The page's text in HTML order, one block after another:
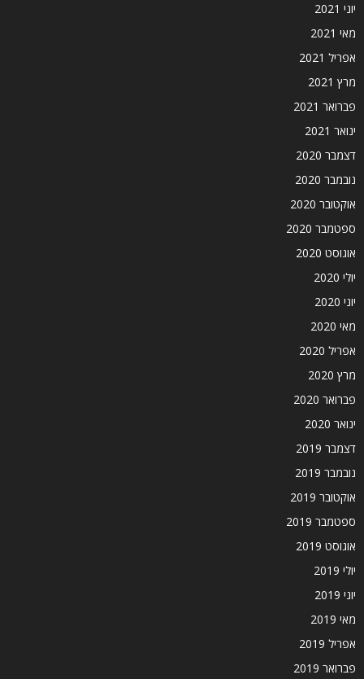
יוני 2021
מאי 2021
אפריל 2021
מרץ 2021
פברואר 2021
ינואר 2021
דצמבר 2020
נובמבר 2020
אוקטובר 2020
ספטמבר 2020
אוגוסט 2020
יולי 2020
יוני 2020
מאי 2020
אפריל 2020
מרץ 2020
פברואר 2020
ינואר 2020
דצמבר 2019
נובמבר 2019
אוקטובר 2019
ספטמבר 2019
אוגוסט 2019
יולי 2019
יוני 2019
מאי 2019
אפריל 2019
פברואר 2019